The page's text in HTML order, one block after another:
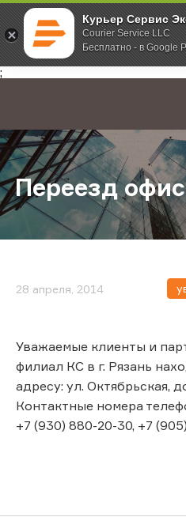
Курьер Сервис
Courier Service LLC
Бесплатно - в Google
;
Главная О компании Новости
Переезд
28 апреля, 2014
Уважаемые клиенты и
филиал КС в г. Рязань
адресу: ул. Октябрьская,
Контактные номера
+7 (930) 880-20-30, +7